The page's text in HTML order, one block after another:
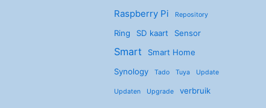
Raspberry Pi Repository
Ring SD kaart Sensor
Smart
Smart Home
Synology
Tado Tuya Update
Updaten Upgrade verbruik